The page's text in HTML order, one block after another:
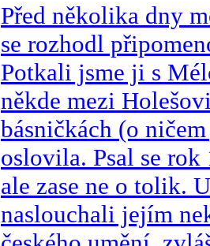
Před několika dny
se rozhodl
Potkali jsme ji s
někde mezi
básničkách (o
oslovila. Psal se rok
ale zase ne o tolik.
naslouchali jejím